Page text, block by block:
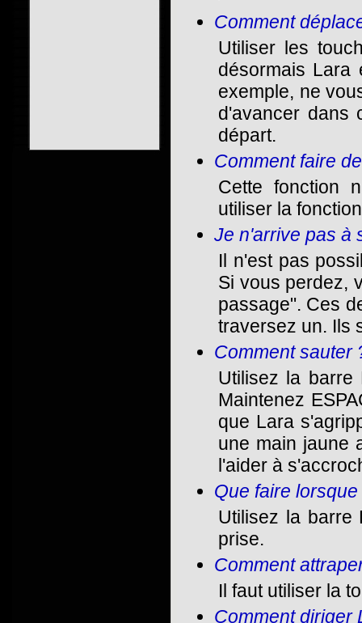
Comment
Utiliser les
désormais Lara
exemple, ne
d'avancer dans
départ.
Comment faire
Cette fonction
utiliser la
Je n'arrive pas à
Il n'est pas
Si vous perdez,
passage". Ces
traversez un. Ils
Comment sauter
Utilisez la barre
Maintenez
que Lara
une main jaune
l'aider à
Que faire
Utilisez la barre
prise.
Comment
Il faut utiliser la
Comment diriger